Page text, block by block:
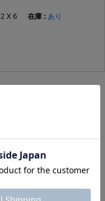
2 X 6
あり
ります。 ※下記リストは在